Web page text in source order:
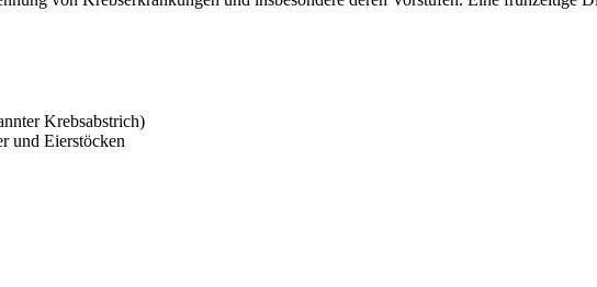
Krebsabstrich)
und Eierstöcken